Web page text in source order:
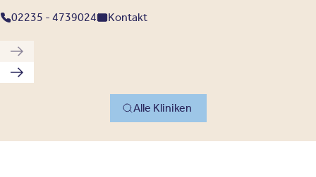
02235 - 4739024
Kontakt
Vorherige Klinik
Nächste Klinik
Alle Kliniken